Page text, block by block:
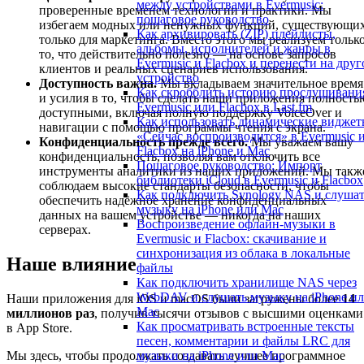
между устройствами в Evermusic:
пошаговое руководство
Как архивировать (ZIP) плейлисты,
альбомы, исполнителей и жанры в
Evermusic и Flacbox и перенести на
устройство
Как скробблить историю
Evermusic или Flacbox в Last.fm
Как использовать динамические
«Сейчас воспроизводится» в Evermusic
Flacbox на iPhone и Mac
Пошаговое руководство: Импорт
библиотеки iCloud в Evermusic и Flacbox
Как подключить Synology NAS и
музыку на iPhone или Mac
Воспроизведение офлайн-музыки в
Evermusic и Flacbox: скачивание и
синхронизация из облака в локальные
файлы
Как подключить хранилище NAS через
WebDAV и слушать музыку на iPhone
Mac
Как просматривать встроенные тексты
песен, комментарии и файлы LRC для
музыки на iPhone или Mac
проверенные временем технологии и практики. Мы
избегаем модных или ненужных функций,
только для маркетинга. Вместо этого мы реализуем
то, что действительно полезно — на основе запросов
клиентов и реальных сценариев использования.
Доступность важна.Мы вкладываем значительное время
и усилия в то, чтобы сделать наши приложения
доступными, включая полную поддержку VoiceOver и
навигации с помощью программы чтения с экрана.
Конфиденциальность прежде всего.Мы уважаем вашу
конфиденциальность, позволяя вам отключить все
инструменты аналитики из наших приложений. Мы
соблюдаем высокие стандарты безопасности, чтобы
обеспечить надёжное хранение конфиденциальных
данных на вашем устройстве — никогда на наших
серверах.
Наше влияние
Наши приложения для iOS и macOS были загружены более14
миллионов раз, получив тысячи отзывов с высшими оценками
в App Store.
Мы здесь, чтобы продолжать создавать лучшее программное